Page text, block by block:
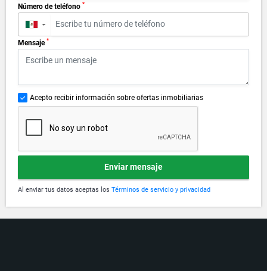
Número de teléfono *
▼
Mensaje *
Acepto recibir información sobre ofertas inmobiliarias
Enviar mensaje
Al enviar tus datos aceptas los Términos de servicio y privacidad